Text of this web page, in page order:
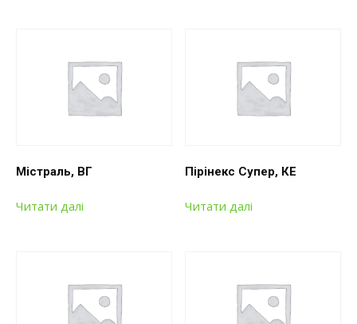
Містраль, ВГ
Читати далі
Пірінекс Супер, КЕ
Читати далі